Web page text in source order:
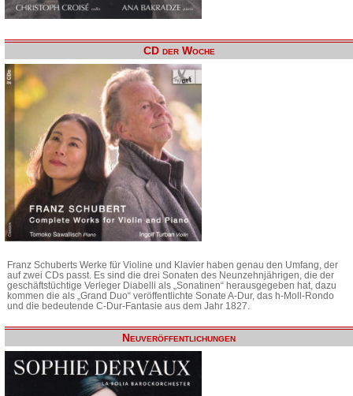
CD der Woche
Franz Schuberts Werke für Violine und Klavier haben genau den Umfang, der
auf zwei CDs passt. Es sind die drei Sonaten des Neunzehnjährigen, die der
geschäftstüchtige Verleger Diabelli als „Sonatinen“ herausgegeben hat, dazu
kommen die als „Grand Duo“ veröffentlichte Sonate A-Dur, das h-Moll-Rondo
und die bedeutende C-Dur-Fantasie aus dem Jahr 1827.
Neuveröffentlichungen